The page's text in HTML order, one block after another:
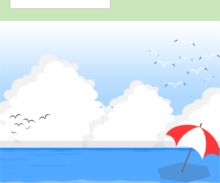
詳 細 予 約
4位
習所
詳 細
予 約
5位
岡山県
高梁自動車学校
予 約
6位
岡山県
岡山県・沼自動
車学校
詳 細
予 約